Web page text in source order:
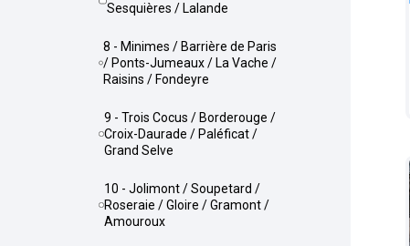
Sesquières / Lalande
8 - Minimes / Barrière de Paris
/ Ponts-Jumeaux / La Vache /
Raisins / Fondeyre
9 - Trois Cocus / Borderouge /
Croix-Daurade / Paléficat /
Grand Selve
10 - Jolimont / Soupetard /
Roseraie / Gloire / Gramont /
Amouroux